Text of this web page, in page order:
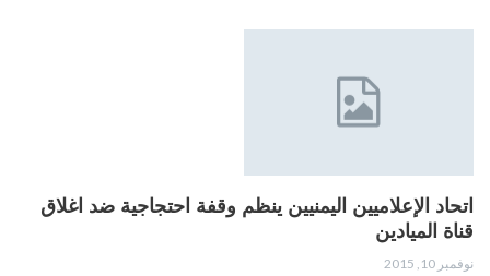
اتحاد الإعلاميين اليمنيين ينظم وقفة احتجاجية ضد اغلاق
قناة الميادين
نوفمبر 10, 2015